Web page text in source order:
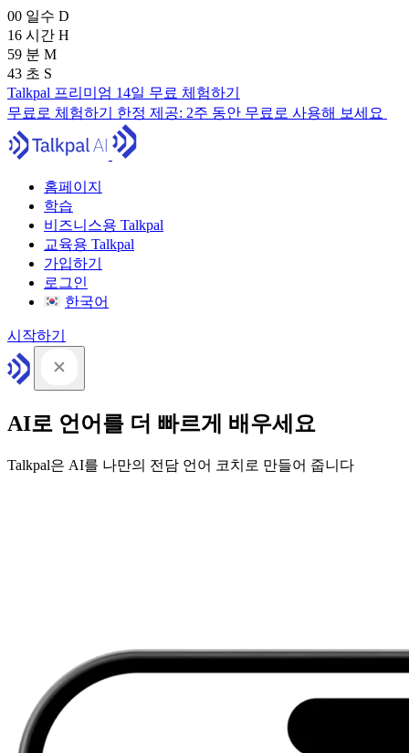
00 일수 D
16 시간 H
59 분 M
41 초 S
Talkpal 프리미엄 14일 무료 체험하기
무료로 체험하기 한정 제공: 2주 동안 무료로 사용해 보세요
홈페이지
학습
비즈니스용 Talkpal
교육용 Talkpal
가입하기
로그인
한국어
시작하기
AI로 언어를 더 빠르게 배우세요
Talkpal은 AI를 나만의 전담 언어 코치로 만들어 줍니다